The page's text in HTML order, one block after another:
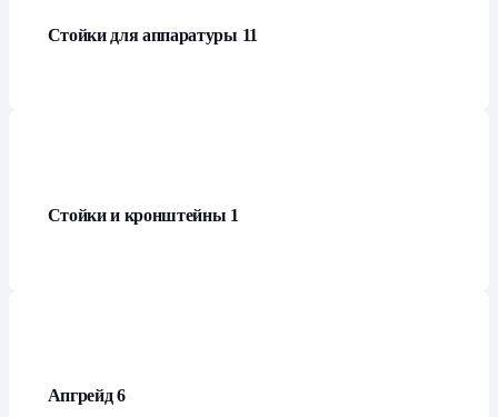
Стойки для аппаратуры 11
Стойки и кронштейны 1
Апгрейд6